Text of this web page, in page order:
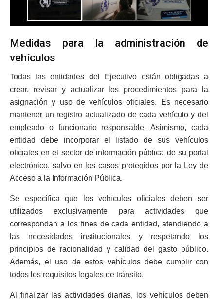
Medidas para la administración de
vehículos
Todas las entidades del Ejecutivo están obligadas a
crear, revisar y actualizar los procedimientos para la
asignación y uso de vehículos oficiales. Es necesario
mantener un registro actualizado de cada vehículo y del
empleado o funcionario responsable. Asimismo, cada
entidad debe incorporar el listado de sus vehículos
oficiales en el sector de información pública de su portal
electrónico, salvo en los casos protegidos por la Ley de
Acceso a la Información Pública.
Se especifica que los vehículos oficiales deben ser
utilizados exclusivamente para actividades que
correspondan a los fines de cada entidad, atendiendo a
las necesidades institucionales y respetando los
principios de racionalidad y calidad del gasto público.
Además, el uso de estos vehículos debe cumplir con
todos los requisitos legales de tránsito.
Al finalizar las actividades diarias, los vehículos deben